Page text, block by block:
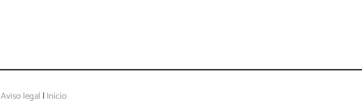
Aviso legal |Inicio